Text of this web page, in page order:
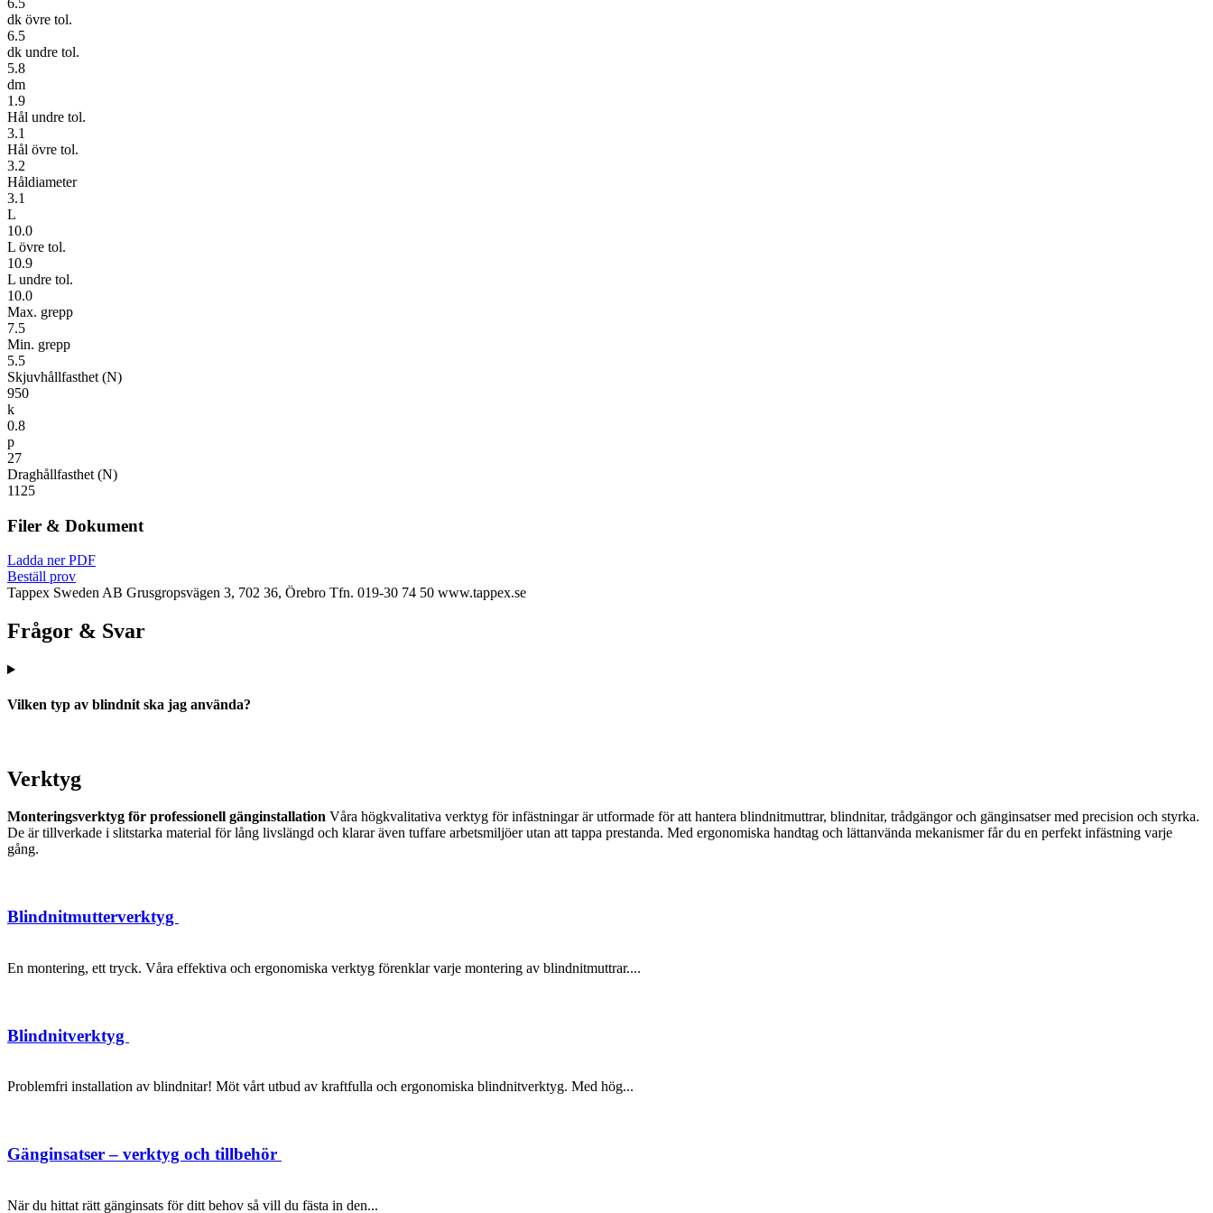
dk övre tol.
6.5
dk undre tol.
5.8
dm
1.9
Hål undre tol.
3.1
Hål övre tol.
3.2
Håldiameter
3.1
L
10.0
L övre tol.
10.9
L undre tol.
10.0
Max. grepp
7.5
Min. grepp
5.5
Skjuvhållfasthet (N)
950
k
0.8
p
27
Draghållfasthet (N)
1125
Filer & Dokument
Ladda ner PDF
Beställ prov
Tappex Sweden AB Grusgropsvägen 3, 702 36, Örebro Tfn. 019-30 74 50 www.tappex.se
Frågor & Svar
Vilken typ av blindnit ska jag använda?
Verktyg
Monteringsverktyg för professionell gänginstallation Våra högkvalitativa verktyg för infästningar är utformade för att hantera blindnitmuttrar, blindnitar, trådgängor och gänginsatser med precision och styrka.
De är tillverkade i slitstarka material för lång livslängd och klarar även tuffare arbetsmiljöer utan att tappa prestanda. Med ergonomiska handtag och lättanvända mekanismer får du en perfekt infästning varje
gång.
Blindnitmutterverktyg
En montering, ett tryck. Våra effektiva och ergonomiska verktyg förenklar varje montering av blindnitmuttrar....
Blindnitverktyg
Problemfri installation av blindnitar! Möt vårt utbud av kraftfulla och ergonomiska blindnitverktyg. Med hög...
Gänginsatser – verktyg och tillbehör
När du hittat rätt gänginsats för ditt behov så vill du fästa in den...